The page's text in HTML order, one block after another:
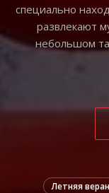
специально
развлекают
небольшом
Летняя